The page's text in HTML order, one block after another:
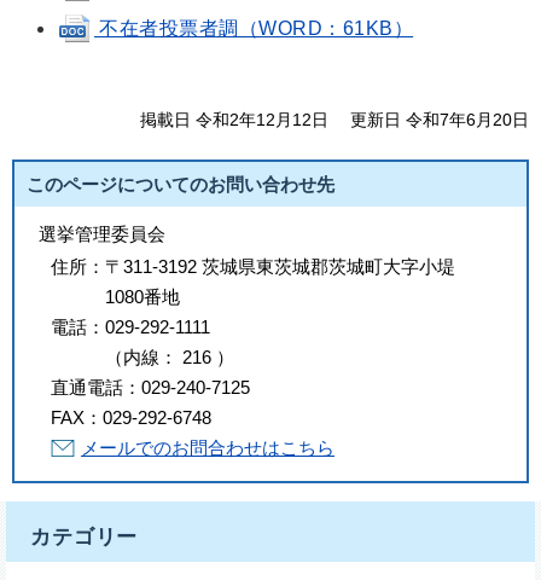
不在者投票者調（WORD：61KB）
掲載日 令和2年12月12日 更新日 令和7年6月20日
このページについてのお問い合わせ先
選挙管理委員会
住所： 〒311-3192 茨城県東茨城郡茨城町大字小堤
1080番地
電話： 029-292-1111
（内線 ： 216 ）
直通電話： 029-240-7125
FAX： 029-292-6748
メールでのお問合わせはこちら
カテゴリー